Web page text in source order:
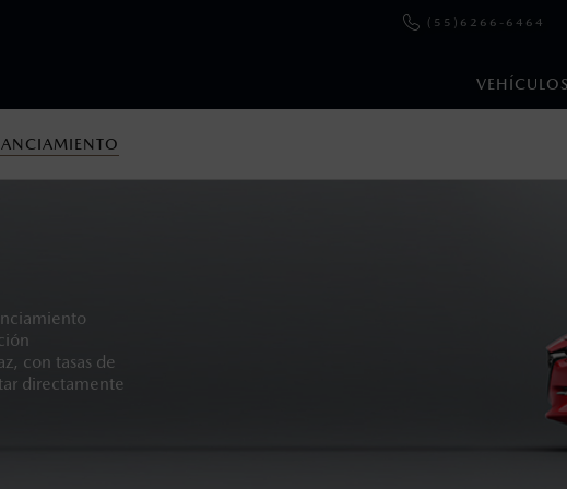
VEHÍCULOS
(55)6266-6464
con tasas de
directamente
indicados en esta página son al menudeo, sugeridos por el fabricante,